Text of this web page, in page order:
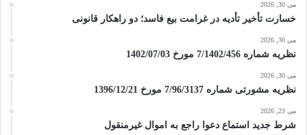
می 30, 2026
خسارت تأخیر تأدیه در غرامت بیع فاسد؛ دو راهکار قانونی
می 30, 2026
نظریه شماره 7/1402/456 مورخ 1402/07/03
می 30, 2026
نظریه مشورتی شماره 7/96/3137 مورخ 1396/12/21
می 23, 2026
شرط جدید استماع دعوا راجع به اموال غیرمنقول